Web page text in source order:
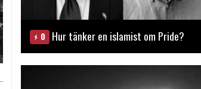
0 Hur tänker en islamist om Pride?